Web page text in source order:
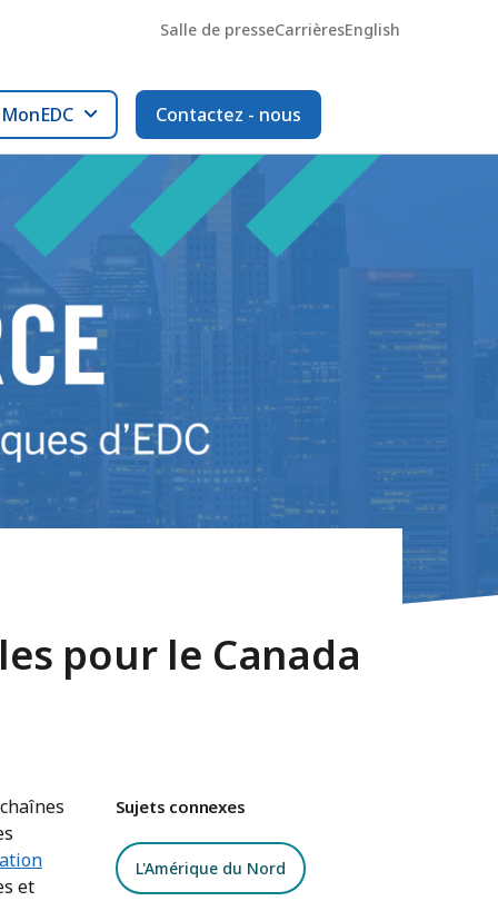
Salle de presseCarrièresEnglish
Contactez - nous
pour le Canada
et
Sujets connexes
L'Amérique du Nord